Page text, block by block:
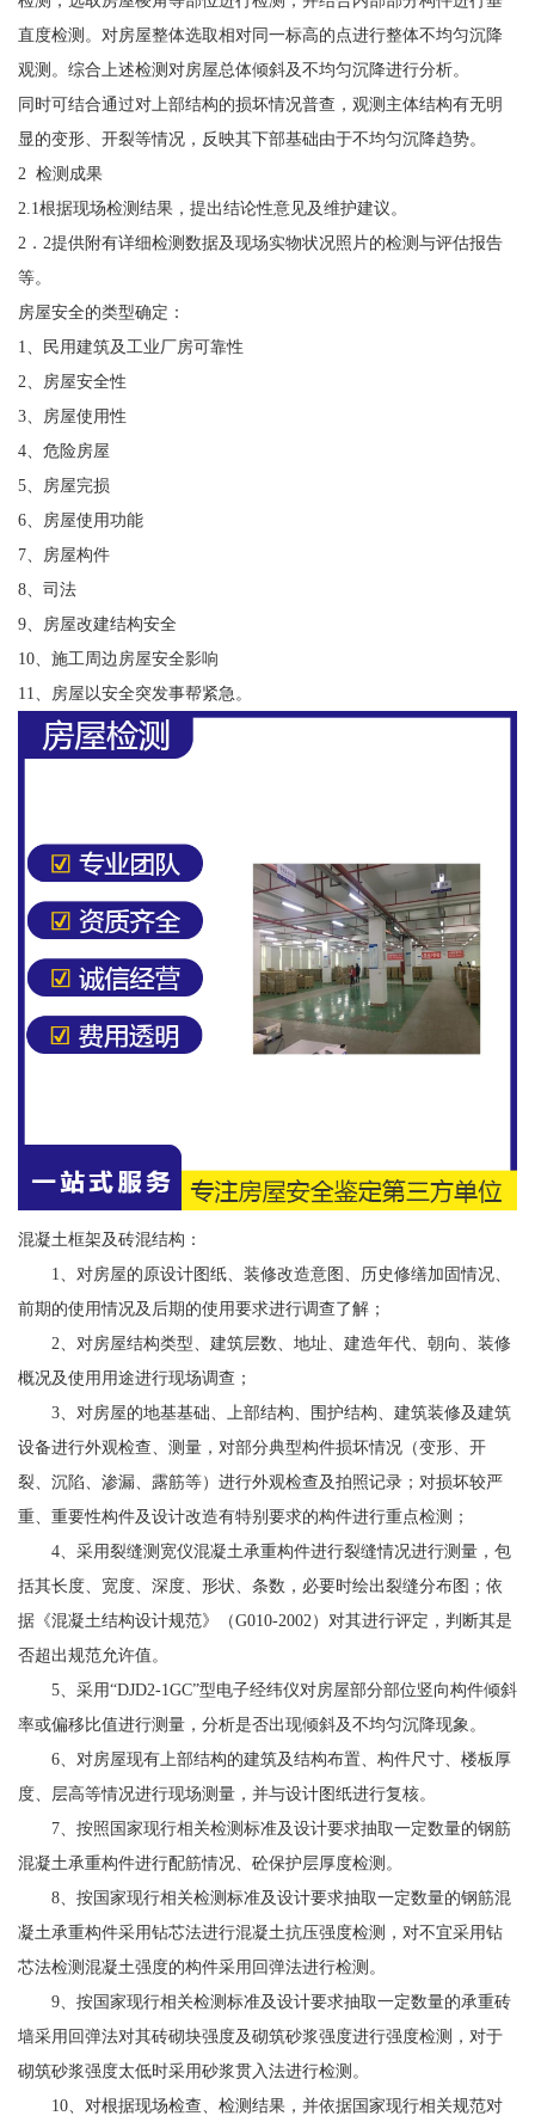
直度检测。对房屋整体选取相对同一标高的点进行整体不均匀沉降
观测。综合上述检测对房屋总体倾斜及不均匀沉降进行分析。
同时可结合通过对上部结构的损坏情况普查，观测主体结构有无明
显的变形、开裂等情况，反映其下部基础由于不均匀沉降趋势。
2 检测成果
2.1根据现场检测结果，提出结论性意见及维护建议。
2．2提供附有详细检测数据及现场实物状况照片的检测与评估报告
等。
房屋安全的类型确定：
1、民用建筑及工业厂房可靠性
2、房屋安全性
3、房屋使用性
4、危险房屋
5、房屋完损
6、房屋使用功能
7、房屋构件
8、司法
9、房屋改建结构安全
10、施工周边房屋安全影响
11、房屋以安全突发事帮紧急。
混凝土框架及砖混结构：
1、对房屋的原设计图纸、装修改造意图、历史修缮加固情况、
前期的使用情况及后期的使用要求进行调查了解；
2、对房屋结构类型、建筑层数、地址、建造年代、朝向、装修
概况及使用用途进行现场调查；
3、对房屋的地基基础、上部结构、围护结构、建筑装修及建筑
设备进行外观检查、测量，对部分典型构件损坏情况（变形、开
裂、沉陷、渗漏、露筋等）进行外观检查及拍照记录；对损坏较严
重、重要性构件及设计改造有特别要求的构件进行重点检测；
4、采用裂缝测宽仪混凝土承重构件进行裂缝情况进行测量，包
括其长度、宽度、深度、形状、条数，必要时绘出裂缝分布图；依
据《混凝土结构设计规范》（G010-2002）对其进行评定，判断其是
否超出规范允许值。
5、采用“DJD2-1GC”型电子经纬仪对房屋部分部位竖向构件倾斜
率或偏移比值进行测量，分析是否出现倾斜及不均匀沉降现象。
6、对房屋现有上部结构的建筑及结构布置、构件尺寸、楼板厚
度、层高等情况进行现场测量，并与设计图纸进行复核。
7、按照国家现行相关检测标准及设计要求抽取一定数量的钢筋
混凝土承重构件进行配筋情况、砼保护层厚度检测。
8、按国家现行相关检测标准及设计要求抽取一定数量的钢筋混
凝土承重构件采用钻芯法进行混凝土抗压强度检测，对不宜采用钻
芯法检测混凝土强度的构件采用回弹法进行检测。
9、按国家现行相关检测标准及设计要求抽取一定数量的承重砖
墙采用回弹法对其砖砌块强度及砌筑砂浆强度进行强度检测，对于
砌筑砂浆强度太低时采用砂浆贯入法进行检测。
10、对根据现场检查、检测结果，并依据国家现行相关规范对